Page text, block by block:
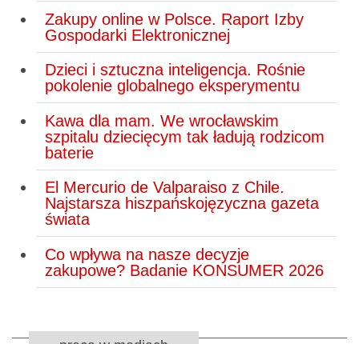
Zakupy online w Polsce. Raport Izby
Gospodarki Elektronicznej
Dzieci i sztuczna inteligencja. Rośnie
pokolenie globalnego eksperymentu
Kawa dla mam. We wrocławskim
szpitalu dziecięcym tak ładują rodzicom
baterie
El Mercurio de Valparaiso z Chile.
Najstarsza hiszpańskojęzyczna gazeta
świata
Co wpływa na nasze decyzje
zakupowe? Badanie KONSUMER 2026